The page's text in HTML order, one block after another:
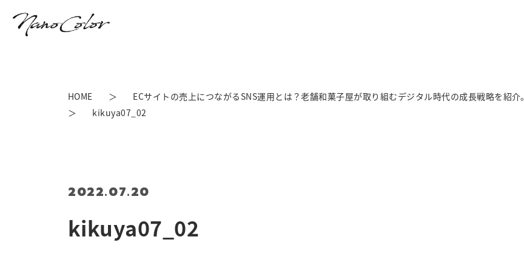
kikuya07_02
2022.07.20
HOME
ECサイトの売上につながるSNS運用とは？老舗和菓子屋が取り組むデジタル時代の成長戦略を紹介。
kikuya07_02